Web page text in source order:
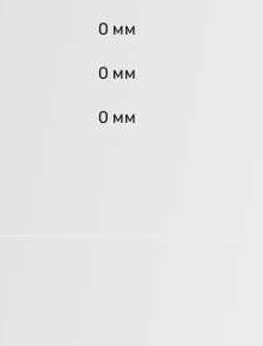
0 мм
0 мм
0 мм